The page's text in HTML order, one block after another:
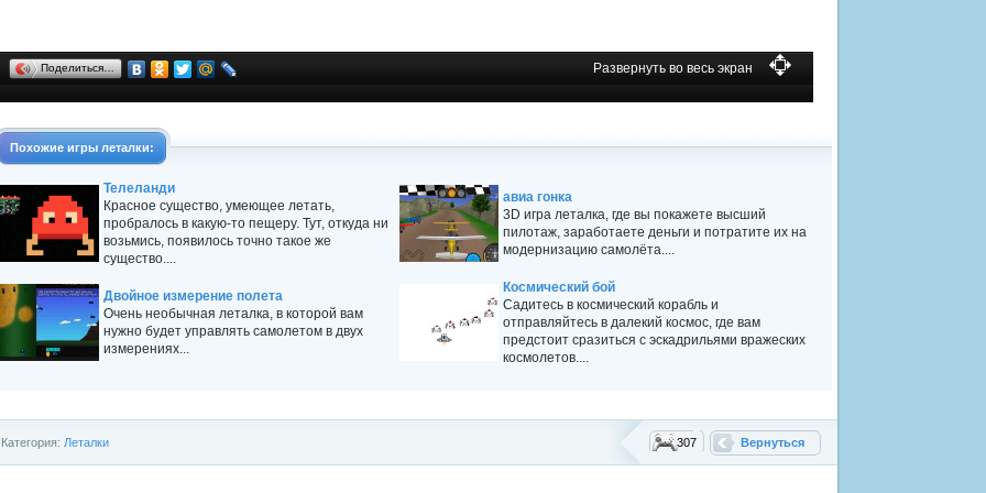
Поделиться… Развернуть во весь экран
Похожие игры леталки:
Телеланди
Красное существо, умеющее летать,
пробралось в какую-то пещеру. Тут, откуда ни
возьмись, появилось точно такое же
существо....
авиа гонка
3D игра леталка, где вы покажете высший
пилотаж, заработаете деньги и потратите их на
модернизацию самолёта....
Двойное измерение полета
Очень необычная леталка, в которой вам
нужно будет управлять самолетом в двух
измерениях...
Космический бой
Садитесь в космический корабль и
отправляйтесь в далекий космос, где вам
предстоит сразиться с эскадрильями вражеских
космолетов....
Вернуться
307
Категория: Леталки